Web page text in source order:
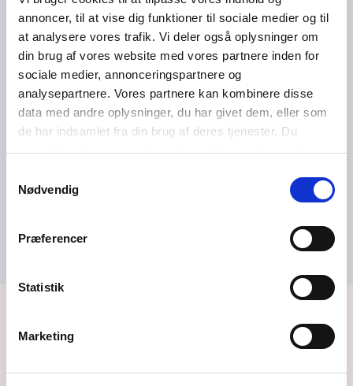
annoncer, til at vise dig funktioner til sociale medier og til
at analysere vores trafik. Vi deler også oplysninger om
din brug af vores website med vores partnere inden for
sociale medier, annonceringspartnere og
analysepartnere. Vores partnere kan kombinere disse
data med andre oplysninger, du har givet dem, eller som
de har indsamlet fra din brug af deres tjenester. Du
samtykker til vores cookies, hvis du fortsætter med at
Nødvendig
Præferencer
Statistik
Marketing
medlemskab af Faglige Seniorer
SENIOR
Gratis medlemskab af Faglige Seniorer
SENIOR
Som medlem får du faglige støtte, kontante fordele og et